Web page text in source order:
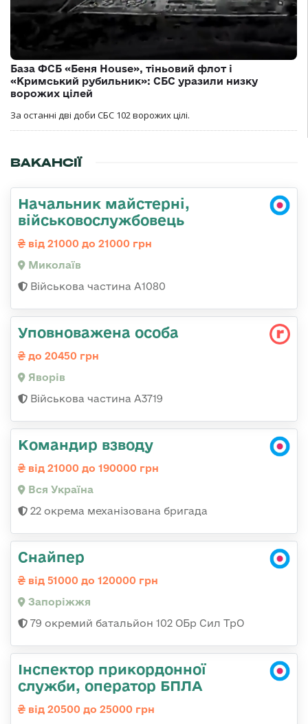
База ФСБ «Беня House», тіньовий флот і
«Кримський рубильник»: СБС уразили низку
ворожих цілей
За останні дві доби СБС 102 ворожих цілі.
ВАКАНСІЇ
Начальник майстерні,
військовослужбовець
від 21000 до 21000 грн
Миколаїв
Військова частина А1080
Уповноважена особа
до 20450 грн
Яворів
Військова частина А3719
Командир взводу
від 21000 до 190000 грн
Вся Україна
22 окрема механізована бригада
Снайпер
від 51000 до 120000 грн
Запоріжжя
79 окремий батальйон 102 ОБр Сил ТрО
Інспектор прикордонної
служби, оператор БПЛА
від 20500 до 25000 грн